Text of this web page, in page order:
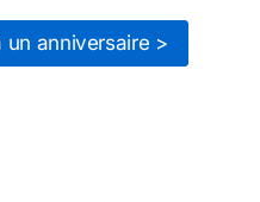
anniversaire >